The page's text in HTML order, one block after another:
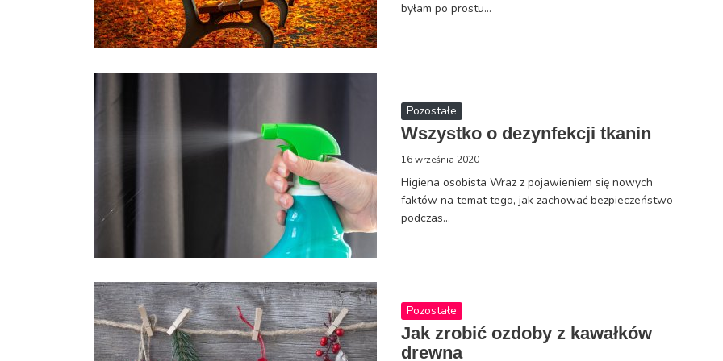
byłam po prostu...
Pozostałe
Wszystko o dezynfekcji tkanin
16 września 2020
Higiena osobista Wraz z pojawieniem się nowych
faktów na temat tego, jak zachować bezpieczeństwo
podczas...
Pozostałe
Jak zrobić ozdoby z kawałków
drewna